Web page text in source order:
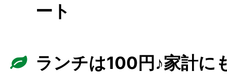
ート
ランチは100円♪家計に